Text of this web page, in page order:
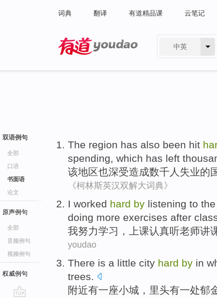
词典 翻译 有道精品课 云笔记
中英
双语例句
全部
口语
书面语
论文
原声例句
全部
音频例句
视频例句
权威例句
The region has also been hit
spending, which has left
该地区也深受造成数千人失业的
《柯林斯英汉双解大词典》
I worked hard by listening to
doing more exercises after
我努力学习，上课认真听老师讲
youdao
There is a little city hard by in
trees
附近有一座小城 ，里头有一处郁